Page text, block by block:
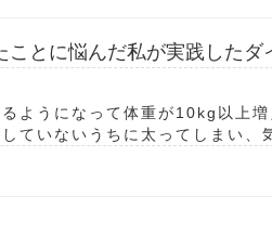
ことに悩んだ私が実践したダ
ようになって体重が10kg以上増
ていないうちに太ってしまい、